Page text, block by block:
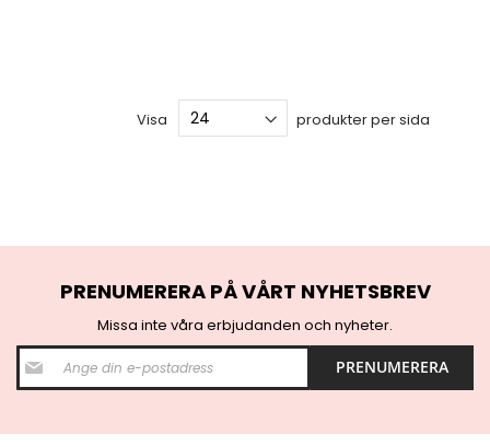
Visa produkter per sida
PRENUMERERA PÅ VÅRT NYHETSBREV
Missa inte våra erbjudanden och nyheter.
S
i
g
PRENUMERERA